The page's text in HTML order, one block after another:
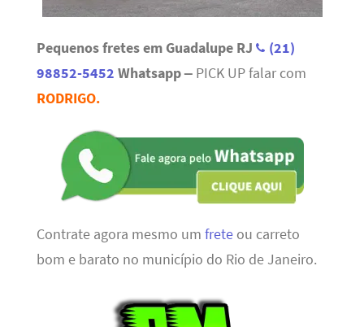
Pequenos fretes em Guadalupe RJ
(21)
98852-5452 Whatsapp – PICK UP falar com
RODRIGO.
Contrate agora mesmo um freteou carreto
bom e barato no município do Rio de Janeiro.